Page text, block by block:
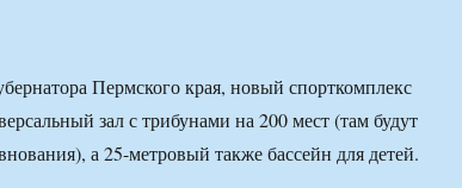
Пермского края, новый спорткомплекс
зал с трибунами на 200 мест (там будут
а 25-метровый также бассейн для детей.